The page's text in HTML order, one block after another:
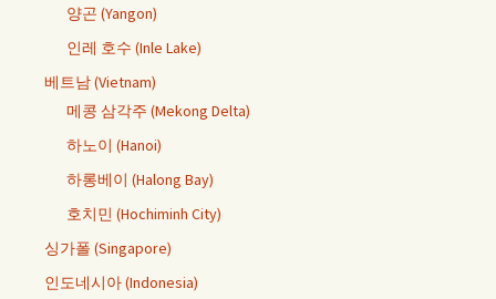
양곤 (Yangon)
인레 호수 (Inle Lake)
베트남 (Vietnam)
메콩 삼각주 (Mekong Delta)
하노이 (Hanoi)
하롱베이 (Halong Bay)
호치민 (Hochiminh City)
싱가폴 (Singapore)
인도네시아 (Indonesia)